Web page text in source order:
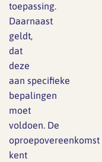
toepassing.
Daarnaast
geldt,
dat
deze
aan specifieke
bepalingen
moet
voldoen. De
oproepovereenkomst
kent